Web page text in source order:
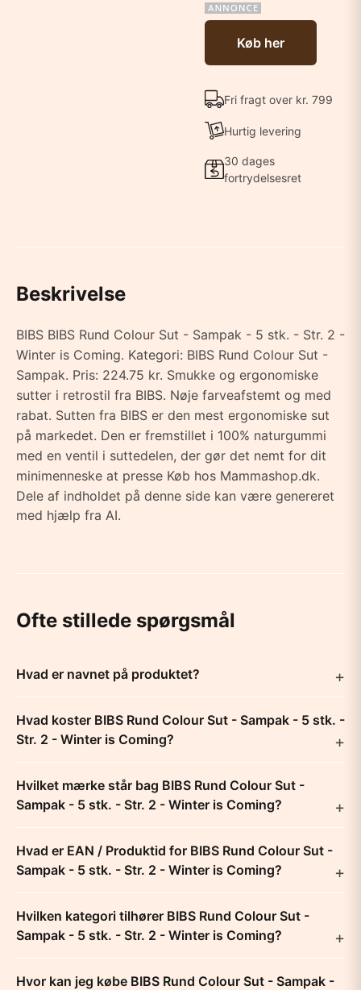
Køb her
Fri fragt over kr. 799
Hurtig levering
30 dages
fortrydelsesret
Beskrivelse
BIBS BIBS Rund Colour Sut - Sampak - 5 stk. - Str. 2 -
Winter is Coming. Kategori: BIBS Rund Colour Sut -
Sampak. Pris: 224.75 kr. Smukke og ergonomiske
sutter i retrostil fra BIBS. Nøje farveafstemt og med
rabat. Sutten fra BIBS er den mest ergonomiske sut
på markedet. Den er fremstillet i 100% naturgummi
med en ventil i suttedelen, der gør det nemt for dit
minimenneske at presse Køb hos Mammashop.dk.
Dele af indholdet på denne side kan være genereret
med hjælp fra AI.
Ofte stillede spørgsmål
Hvad er navnet på produktet?
Hvad koster BIBS Rund Colour Sut - Sampak - 5 stk. -
Str. 2 - Winter is Coming?
Hvilket mærke står bag BIBS Rund Colour Sut -
Sampak - 5 stk. - Str. 2 - Winter is Coming?
Hvad er EAN / Produktid for BIBS Rund Colour Sut -
Sampak - 5 stk. - Str. 2 - Winter is Coming?
Hvilken kategori tilhører BIBS Rund Colour Sut -
Sampak - 5 stk. - Str. 2 - Winter is Coming?
Hvor kan jeg købe BIBS Rund Colour Sut - Sampak -